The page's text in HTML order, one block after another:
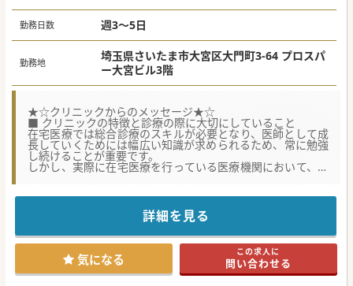
週4日:年収960万円～1,600万円 月給80万円
～133万円
週3日:年収720万円～1,200万円 月給60万円
～100万円
(オンコール維持手当含む金額。出動など対応
実績に応じて別途実績⼿当が支給されます。)
勤務日数 週3～5日
勤務地
埼玉県さいたま市大宮区大門町3-64 プロスパ
ー大宮ビル3階
★☆クリニックからのメッセージ★☆
■ クリニックの特徴と診療の際に大切にしていること
在宅医療では総合診療のスキルが必要となり、医師として成
長していくためには幅広い知識が求められるため、常に勉強
し続けることが重要です。
しかし、実際に在宅医療を行っている医療機関において、き
ちんと教育体制を整えている所は少ないと感じており、ソロ
合、限界を早く感じやすいと考えます。
【医療法人社団ときわ】ではIT を駆使し、現場で困った事が
合ってもその場で医師同士でコンサルトできるような環境
や、新しく入職した医師や訪問診療未経験の医師でも気軽に
相談ができるようチューター制度、訪問同行を制度化してお
ります。
■ クリニックの成り立ち、経緯と将来の展望
詳細を見る
気になる この求人に
問い合わせる